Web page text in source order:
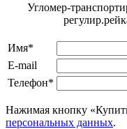
Угломер-
Имя*
E-mail
Телефон*
Нажимая кнопку
персональных данных.